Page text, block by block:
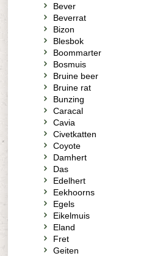
Bever
Beverrat
Bizon
Blesbok
Boommarter
Bosmuis
Bruine beer
Bruine rat
Bunzing
Caracal
Cavia
Civetkatten
Coyote
Damhert
Das
Edelhert
Eekhoorns
Egels
Eikelmuis
Eland
Fret
Geiten